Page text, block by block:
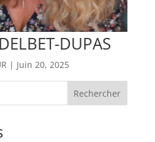
DUPAS
| Juin 20, 2025
Rechercher